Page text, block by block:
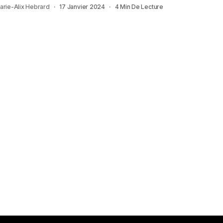
Alix Hebrard 17 Janvier 2024 4 Min De Lecture